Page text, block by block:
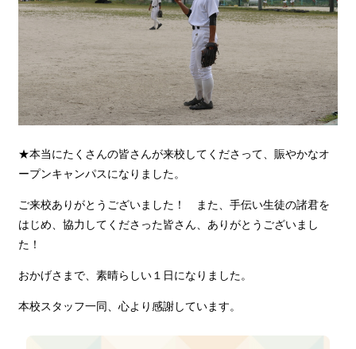
★本当にたくさんの皆さんが来校してくださって、賑やかなオ
ープンキャンパスになりました。
ご来校ありがとうございました！ また、手伝い生徒の諸君を
はじめ、協力してくださった皆さん、ありがとうございまし
た！
おかげさまで、素晴らしい１日になりました。
本校スタッフ一同、心より感謝しています。